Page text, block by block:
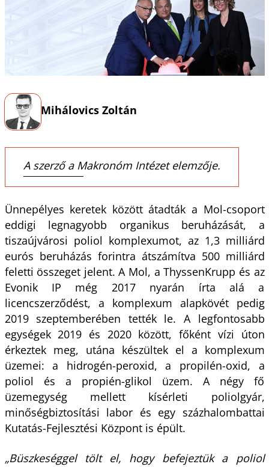
Mihálovics Zoltán
A szerző a Makronóm Intézet elemzője.
Ünnepélyes keretek között átadták a Mol-csoport
eddigi legnagyobb organikus beruházását, a
tiszaújvárosi poliol komplexumot, az 1,3 milliárd
eurós beruházás forintra átszámítva 500 milliárd
feletti összeget jelent. A Mol, a ThyssenKrupp és az
Evonik IP még 2017 nyarán írta alá a
licencszerződést, a komplexum alapkövét pedig
2019 szeptemberében tették le. A legfontosabb
egységek 2019 és 2020 között, főként vízi úton
érkeztek meg, utána készültek el a komplexum
üzemei: a hidrogén-peroxid, a propilén-oxid, a
poliol és a propién-glikol üzem. A négy fő
üzemegység mellett kísérleti poliolgyár,
minőségbiztosítási labor és egy százhalombattai
Kutatás-Fejlesztési Központ is épült.
„Büszkeséggel tölt el, hogy befejeztük a poliol